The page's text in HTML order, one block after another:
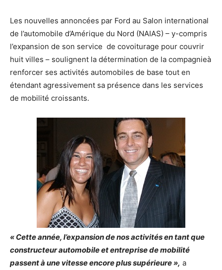
Les nouvelles annoncées par Ford au Salon international
de l’automobile d’Amérique du Nord (NAIAS) – y-compris
l’expansion de son service de covoiturage pour couvrir
huit villes – soulignent la détermination de la compagnieà
renforcer ses activités automobiles de base tout en
étendant agressivement sa présence dans les services
de mobilité croissants.
« Cette année, l’expansion de nos activités en tant que
constructeur automobile et entreprise de mobilité
passent à une vitesse encore plus supérieure », a